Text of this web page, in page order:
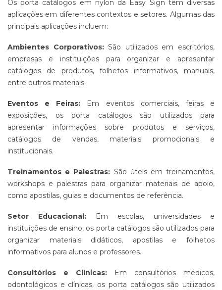
Os porta catálogos em nylon da Easy Sign têm diversas
aplicações em diferentes contextos e setores. Algumas das
principais aplicações incluem:
Ambientes Corporativos:São utilizados em escritórios,
empresas e instituições para organizar e apresentar
catálogos de produtos, folhetos informativos, manuais,
entre outros materiais.
Eventos e Feiras: Em eventos comerciais, feiras e
exposições, os porta catálogos são utilizados para
apresentar informações sobre produtos e serviços,
catálogos de vendas, materiais promocionais e
institucionais.
Treinamentos e Palestras: São úteis em treinamentos,
workshops e palestras para organizar materiais de apoio,
como apostilas, guias e documentos de referência.
Setor Educacional: Em escolas, universidades e
instituições de ensino, os porta catálogos são utilizados para
organizar materiais didáticos, apostilas e folhetos
informativos para alunos e professores.
Consultórios e Clínicas: Em consultórios médicos,
odontológicos e clínicas, os porta catálogos são utilizados